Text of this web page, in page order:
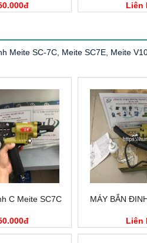
Liên
Meite SC-7C, Meite SC7E, Meite
C Meite SC7C MÁY BẮN
Liên